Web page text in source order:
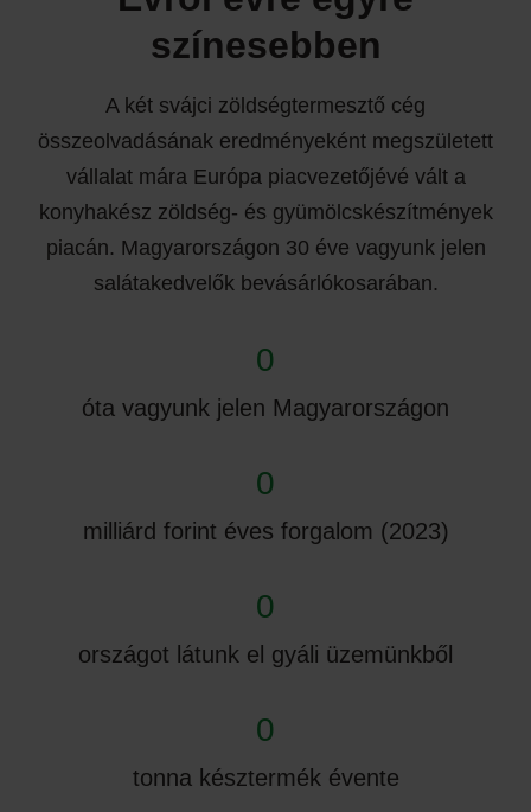
színesebben
A két svájci zöldségtermesztő cég
összeolvadásának eredményeként megszületett
vállalat mára Európa piacvezetőjévé vált a
konyhakész zöldség- és gyümölcskészítmények
piacán. Magyarországon 30 éve vagyunk jelen
salátakedvelők bevásárlókosarában.
0
óta vagyunk jelen Magyarországon
0
milliárd forint éves forgalom (2023)
0
országot látunk el gyáli üzemünkből
0
tonna késztermék évente